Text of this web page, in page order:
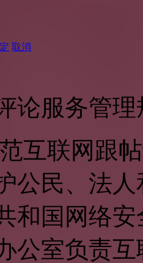
取消
论服务管理
互联网跟
公民、法
和国网络
公室负责